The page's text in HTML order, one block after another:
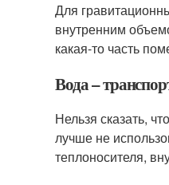
Для
внутренним
какая-то часть
Вода –
Нельзя сказать,
лучше не
теплоносителя,